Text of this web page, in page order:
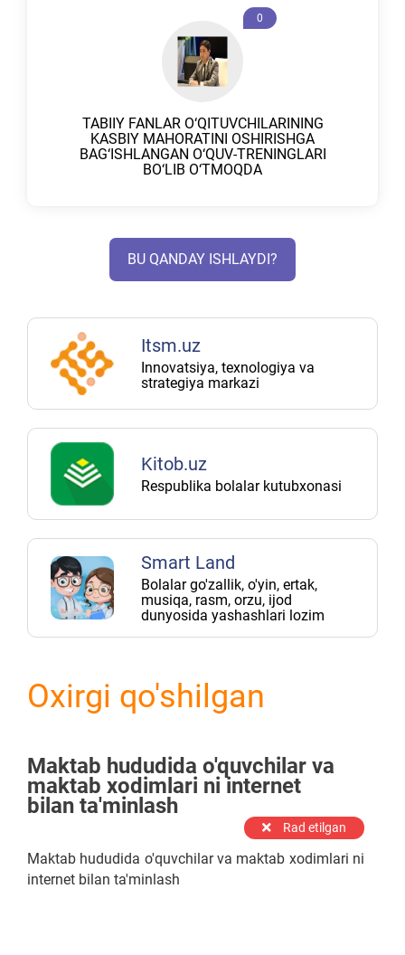
0
TABIIY FANLAR O‘QITUVCHILARINING
KASBIY MAHORATINI OSHIRISHGA
BAG‘ISHLANGAN O‘QUV-TRENINGLARI
BO‘LIB O‘TMOQDA
BU QANDAY ISHLAYDI?
Itsm.uz
Innovatsiya, texnologiya va
strategiya markazi
Kitob.uz
Respublika bolalar kutubxonasi
Smart Land
Bolalar go'zallik, o'yin, ertak,
musiqa, rasm, orzu, ijod
dunyosida yashashlari lozim
Oxirgi qo'shilgan
Maktab hududida o'quvchilar va
maktab xodimlari ni internet
bilan ta'minlash
Rad etilgan
Maktab hududida o'quvchilar va maktab xodimlari ni
internet bilan ta'minlash